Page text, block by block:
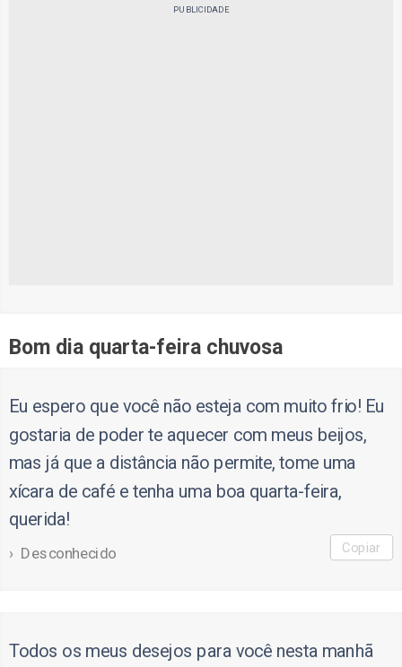
PUBLICIDADE
Bom dia quarta-feira chuvosa
Eu espero que você não esteja com muito frio! Eu
gostaria de poder te aquecer com meus beijos,
mas já que a distância não permite, tome uma
xícara de café e tenha uma boa quarta-feira,
querida!
Desconhecido Copiar
Todos os meus desejos para você nesta manhã